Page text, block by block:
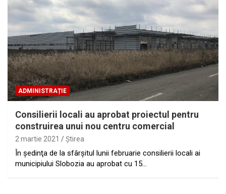
ADMINISTRAȚIE
Consilierii locali au aprobat proiectul pentru
construirea unui nou centru comercial
2 martie 2021 Ştirea
În şedinţa de la sfârşitul lunii februarie consilierii locali ai
municipiului Slobozia au aprobat cu 15…